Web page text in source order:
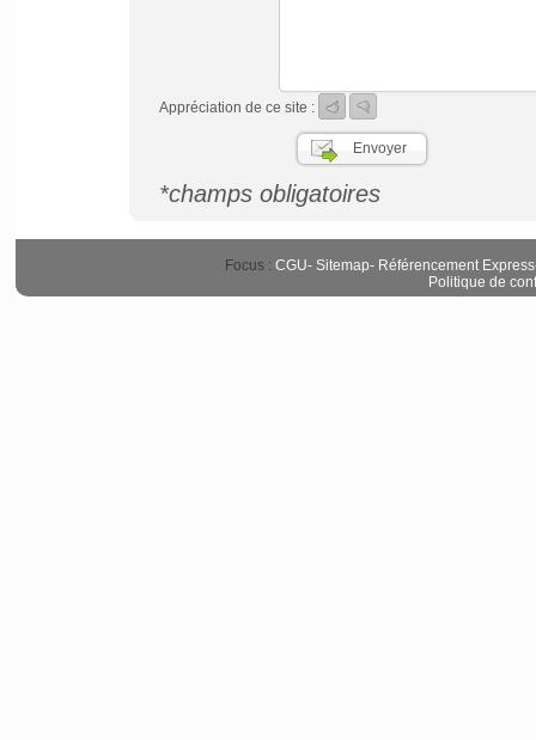
Appréciation de ce site :
*champs obligatoires
Focus : CGU- Sitemap- Référencement Express
Politique de